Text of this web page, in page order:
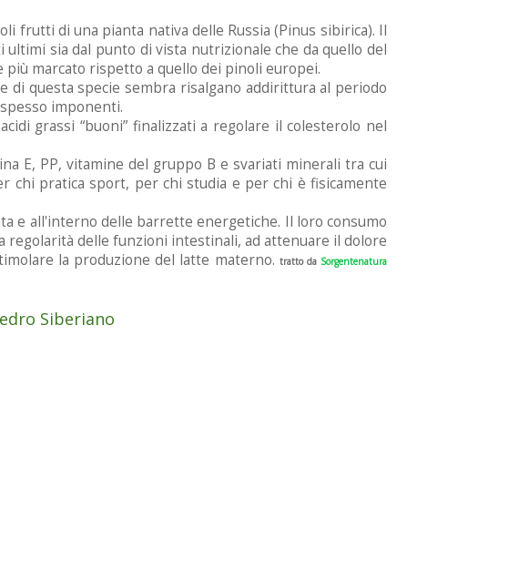
frutti di una pianta nativa delle Russia (Pinus sibirica). Il
sia dal punto di vista nutrizionale che da quello del
più marcato rispetto a quello dei pinoli europei.
questa specie sembra risalgano addirittura al periodo
imponenti.
grassi “buoni” finalizzati a regolare il colesterolo nel
E, PP, vitamine del gruppo B e svariati minerali tra cui
chi pratica sport, per chi studia e per chi è fisicamente
e all'interno delle barrette energetiche. Il loro consumo
delle funzioni intestinali, ad attenuare il dolore
la produzione del latte materno. tratto da Sorgentenatura
Siberiano